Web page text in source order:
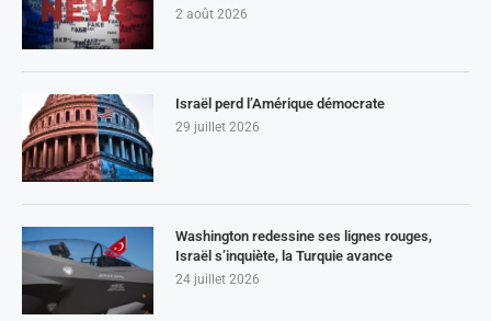
2 août 2026
Israël perd l’Amérique démocrate
29 juillet 2026
Washington redessine ses lignes rouges,
Israël s’inquiète, la Turquie avance
24 juillet 2026